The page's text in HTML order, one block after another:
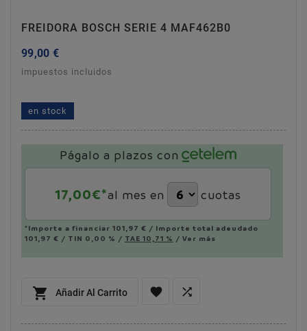
FREIDORA BOSCH SERIE 4 MAF462B0
99,00 €
impuestos incluidos
en stock
Págalo a plazos con
17,00€*al mes en cuotas
*Importe a financiar 101,97 € / Importe total adeudado
101,97 € / TIN 0,00 % / TAE 10,71 % / Ver más
 Añadir Al Carrito  